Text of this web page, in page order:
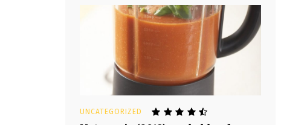
UNCATEGORIZED